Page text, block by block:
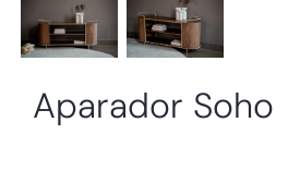
Aparador Soho